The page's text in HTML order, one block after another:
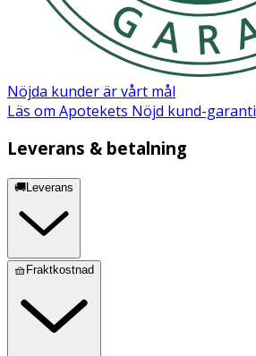
Nöjda kunder är vårt mål
Läs om Apotekets Nöjd kund-garanti
Leverans & betalning
🚚Leverans
🧺Fraktkostnad